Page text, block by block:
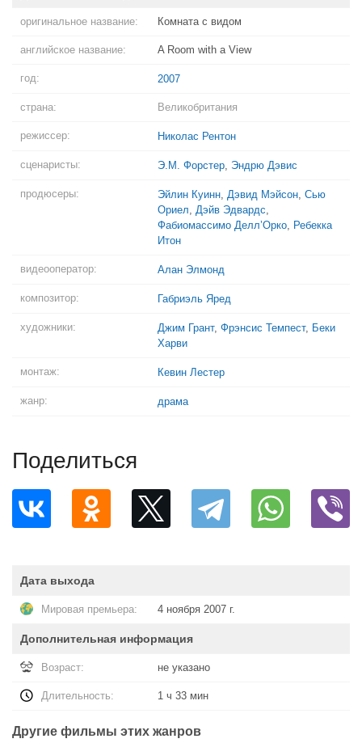
оригинальное название: Комната с видом
английское название: A Room with a View
год: 2007
страна: Великобритания
режиссер: Николас Рентон
сценаристы: Э.М. Форстер, Эндрю Дэвис
продюсеры: Эйлин Куинн, Дэвид Мэйсон, Сью
Ориел, Дэйв Эдвардс,
Фабиомассимо Делл’Орко, Ребекка
Итон
видеооператор: Алан Элмонд
композитор: Габриэль Яред
художники: Джим Грант, Фрэнсис Темпест, Беки
Харви
монтаж: Кевин Лестер
жанр: драма
Поделиться
Дата выхода
Мировая премьера: 4 ноября 2007 г.
Дополнительная информация
Возраст: не указано
Длительность: 1 ч 33 мин
Другие фильмы этих жанров